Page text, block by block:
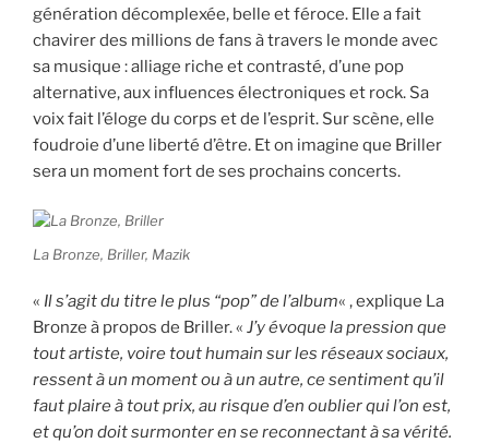
génération décomplexée, belle et féroce. Elle a fait
chavirer des millions de fans à travers le monde avec
sa musique : alliage riche et contrasté, d’une pop
alternative, aux influences électroniques et rock. Sa
voix fait l’éloge du corps et de l’esprit. Sur scène, elle
foudroie d’une liberté d’être. Et on imagine que Briller
sera un moment fort de ses prochains concerts.
La Bronze, Briller, Mazik
« Il s’agit du titre le plus “pop” de l’album« , explique La
Bronze à propos de Briller. « J’y évoque la pression que
tout artiste, voire tout humain sur les réseaux sociaux,
ressent à un moment ou à un autre, ce sentiment qu’il
faut plaire à tout prix, au risque d’en oublier qui l’on est,
et qu’on doit surmonter en se reconnectant à sa vérité.